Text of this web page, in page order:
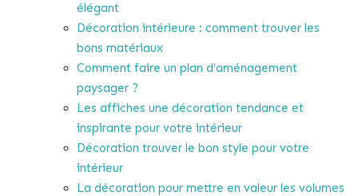
élégant
Décoration intérieure : comment trouver les
bons matériaux
Comment faire un plan d’aménagement
paysager ?
Les affiches une décoration tendance et
inspirante pour votre intérieur
Décoration trouver le bon style pour votre
intérieur
La décoration pour mettre en valeur les volumes